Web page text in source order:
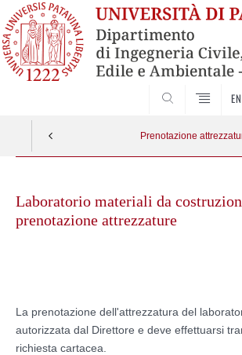
Prenotazione
contentLaboratorio materiali da
prenotazione attrezzature
La prenotazione dell'attrezzatura del
autorizzata dal Direttore e deve effettuarsi
richiesta cartacea